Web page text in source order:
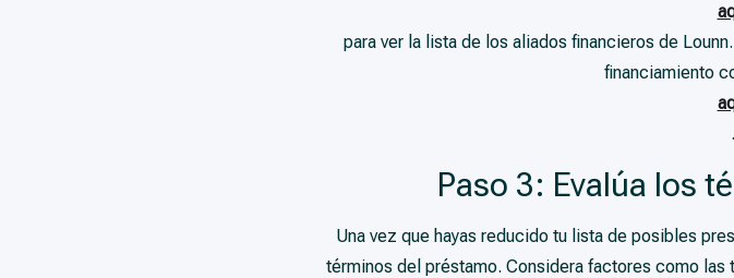
para ver la lista de los aliados financieros de
financiamiento
.
Paso 3: Evalúa los
Una vez que hayas reducido tu lista de posibles
términos del préstamo. Considera factores como